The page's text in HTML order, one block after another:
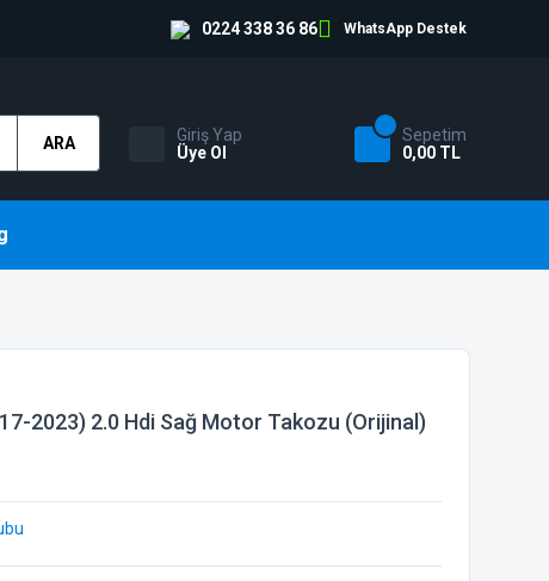
0224 338 36 86 WhatsApp Destek
ARA
Giriş Yap
Üye Ol
Sepetim
0,00 TL
2023) 2.0 Hdi Sağ Motor Takozu (Orijinal)